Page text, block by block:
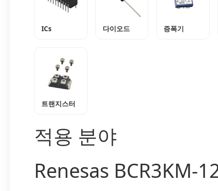
ICs 다이오드 증폭기
트랜지스터
적용 분야
Renesas BCR3KM-